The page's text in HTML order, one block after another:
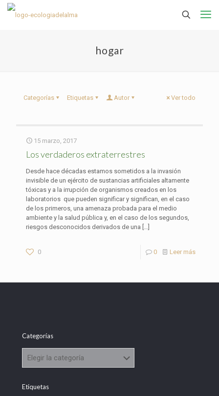
hogar
Categorías Etiquetas Autor Ver todo
15 marzo, 2017
Los verdaderos extraterrestres
Desde hace décadas estamos sometidos a la invasión
invisible de un ejército de sustancias artificiales altamente
tóxicas y a la irrupción de organismos creados en los
laboratorios que pueden significar y significan, en el caso
de los primeros, una amenaza probada para el medio
ambiente y la salud pública y, en el caso de los segundos,
riesgos desconocidos derivados de una […]
0 0 Leer más
Categorías
Etiquetas